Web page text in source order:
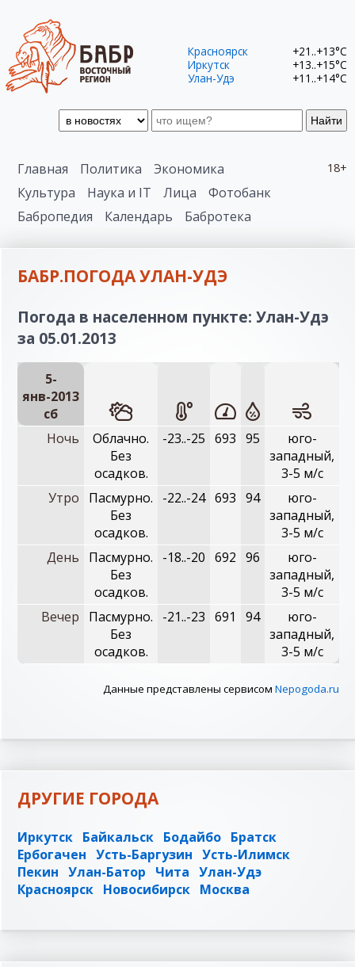
Найти
Красноярск
+21..+13°C
Иркутск
+13..+15°C
Улан-Удэ
+11..+14°C
18+
Главная Политика
Экономика
Культура
Наука и IT Лица
Фотобанк
Бабропедия
Календарь Бабротека
БАБР.ПОГОДА УЛАН-УДЭ
Погода в населенном пункте: Улан-Удэ
за 05.01.2013
5-
янв-2013
сб
Ночь
Облачно.
Без
осадков.
-23..-25 693 95
юго-
западный,
3-5 м/с
Утро
Пасмурно.
Без
осадков.
-22..-24 693 94
юго-
западный,
3-5 м/с
День
Пасмурно.
Без
осадков.
-18..-20 692 96
юго-
западный,
3-5 м/с
Вечер
Пасмурно.
Без
осадков.
-21..-23 691 94
юго-
западный,
3-5 м/с
Данные представлены сервисом Nepogoda.ru
ДРУГИЕ ГОРОДА
Иркутск Байкальск Бодайбо Братск
Ербогачен Усть-Баргузин Усть-Илимск
Пекин Улан-Батор Чита Улан-Удэ
Красноярск Новосибирск Москва